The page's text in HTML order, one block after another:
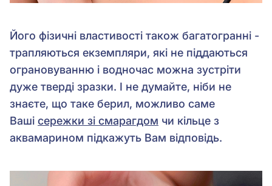
Його фізичні властивості також багатогранні -
трапляються екземпляри, які не піддаються
ограновуванню і водночас можна зустріти
дуже тверді зразки. І не думайте, ніби не
знаєте, що таке берил, можливо саме
Ваші сережки зі смарагдом чи кільце з
аквамарином підкажуть Вам відповідь.